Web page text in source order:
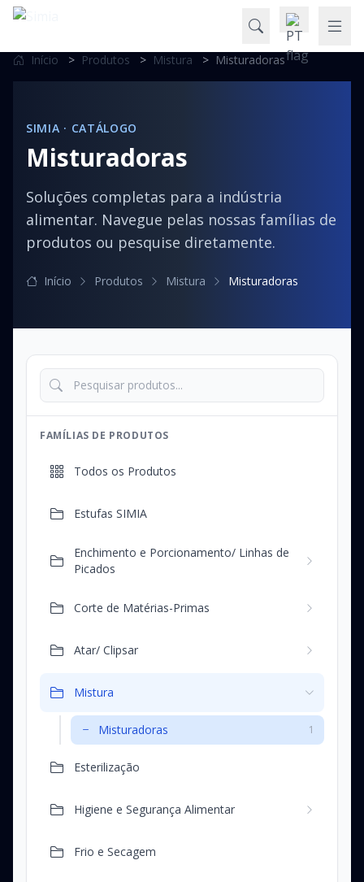
Início > Produtos > Mistura > Misturadoras
SIMIA · CATÁLOGO
Misturadoras
Soluções completas para a indústria
alimentar. Navegue pelas nossas famílias de
produtos ou pesquise diretamente.
Início Produtos Mistura Misturadoras
FAMÍLIAS DE PRODUTOS
Todos os Produtos
Estufas SIMIA
Enchimento e Porcionamento/ Linhas de
Picados
Corte de Matérias-Primas
Atar/ Clipsar
Mistura
Misturadoras 1
Esterilização
Higiene e Segurança Alimentar
Frio e Secagem